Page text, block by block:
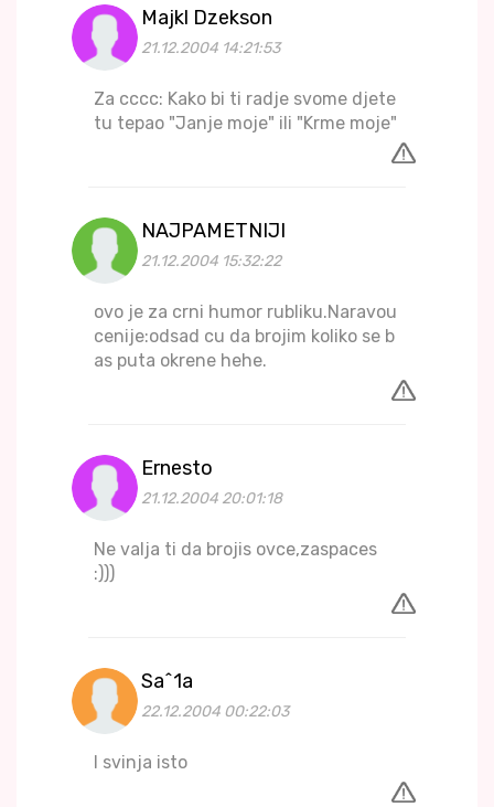
Majkl Dzekson
21.12.2004 14:21:53
Za cccc: Kako bi ti radje svome djete
tu tepao "Janje moje" ili "Krme moje"
NAJPAMETNIJI
21.12.2004 15:32:22
ovo je za crni humor rubliku.Naravou
cenije:odsad cu da brojim koliko se b
as puta okrene hehe.
Ernesto
21.12.2004 20:01:18
Ne valja ti da brojis ovce,zaspaces
:)))
Sa^1a
22.12.2004 00:22:03
I svinja isto